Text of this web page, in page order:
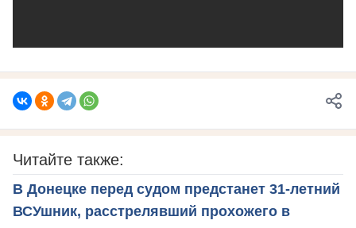
Читайте также:
В Донецке перед судом предстанет 31-летний
ВСУшник, расстрелявший прохожего в